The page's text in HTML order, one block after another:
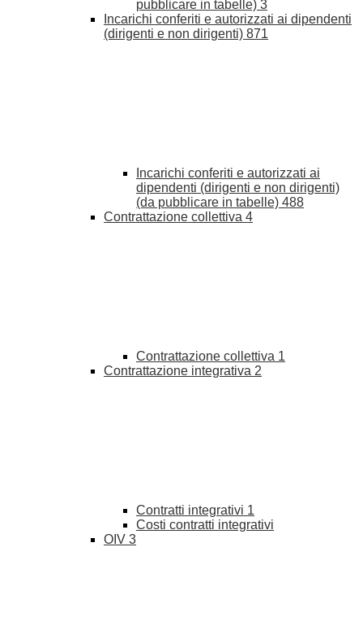
pubblicare in tabelle) 3
Incarichi conferiti e autorizzati ai dipendenti
(dirigenti e non dirigenti) 871
Incarichi conferiti e autorizzati ai
dipendenti (dirigenti e non dirigenti)
(da pubblicare in tabelle) 488
Contrattazione collettiva 4
Contrattazione collettiva 1
Contrattazione integrativa 2
Contratti integrativi 1
Costi contratti integrativi
OIV 3